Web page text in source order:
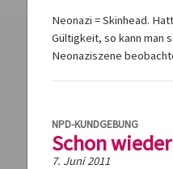
Neonazi = Skinhead.
Gültigkeit, so kann man
Neonaziszene
NPD-KUNDGEBUNG
Schon
7. Juni 2011